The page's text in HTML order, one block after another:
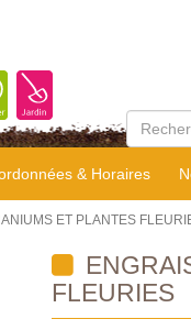
& Horaires
ET PLANTES
FLEURIES